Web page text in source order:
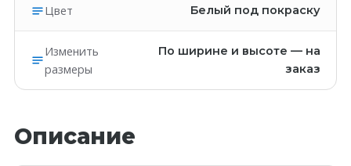
Цвет Белый под покраску
Изменить
размеры
По ширине и высоте — на
заказ
Описание